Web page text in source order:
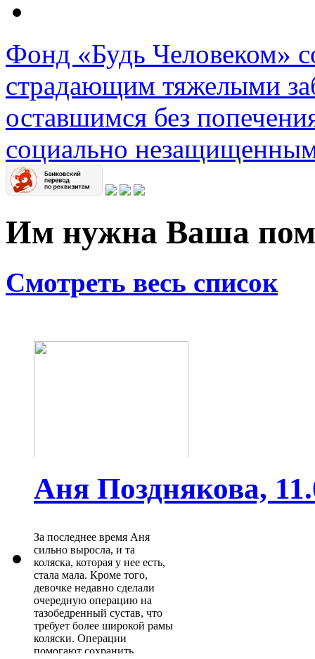
Фонд «Будь Человеком»
страдающим тяжелыми
оставшимся без
социально
Им нужна Ваша
Смотреть весь список
Аня Позднякова,
За последнее время Аня
сильно выросла, и та
коляска, которая у нее есть,
стала мала. Кроме того,
девочке недавно сделали
очередную операцию на
тазобедренный сустав, что
требует более широкой рамы
коляски. Операции
помогают сохранить